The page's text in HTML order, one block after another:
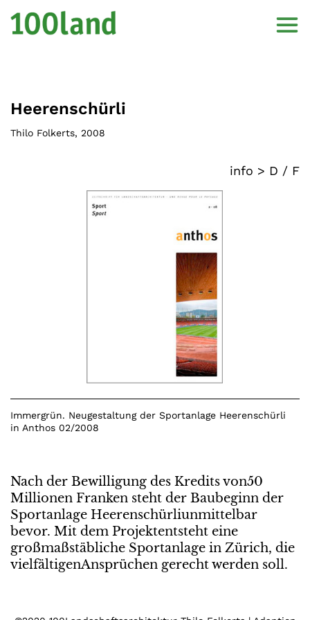
Heerenschürli
Thilo Folkerts, 2008
info > D / F
Immergrün. Neugestaltung der Sportanlage Heerenschürli
in Anthos 02/2008
Nach der Bewilligung des Kredits von50
Millionen Franken steht der Baubeginn der
Sportanlage Heerenschürliunmittelbar
bevor. Mit dem Projektentsteht eine
großmaßstäbliche Sportanlage in Zürich, die
vielfältigenAnsprüchen gerecht werden soll.